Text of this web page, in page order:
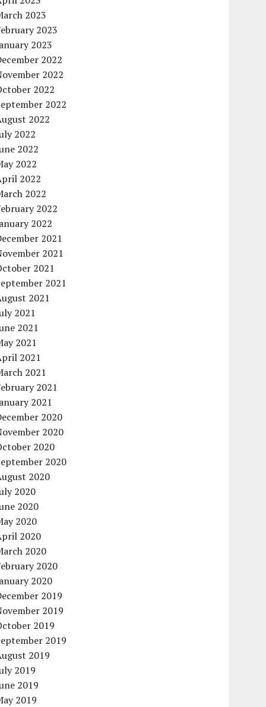
2023
2023
2023
2022
2022
2022
2022
2022
2022
2022
2022
2022
2022
2022
2022
2021
2021
2021
2021
2021
2021
2021
2021
2021
2021
2021
2021
2020
2020
2020
2020
2020
2020
2020
2020
2020
2020
2020
2020
2019
2019
2019
2019
2019
2019
2019
2019